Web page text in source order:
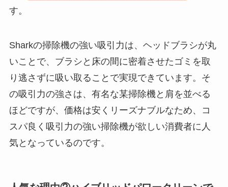
す。
Sharkの掃除機の強い吸引力は、ヘッドブラシが丸
いことで、ブラシと床の間に密着させたゴミを取
り逃さずに吸い取ることで実現できています。そ
の吸引力の強さは、有名な某掃除機と肩を並べる
ほどですが、価格は安くリーズナブルなため、コ
スパ良く吸引力の強い掃除機が欲しい消費者に人
気となっているのです。